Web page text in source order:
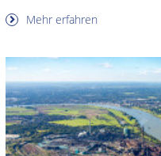
Mehr erfahren